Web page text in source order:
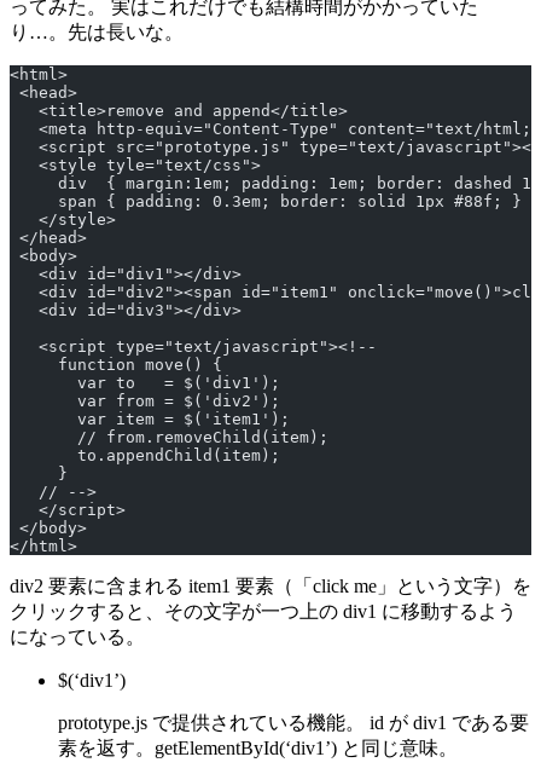
ってみた。 実はこれだけでも結構時間がかかっていた
り…。先は長いな。
<html>
<head>
   <title>remove and append</title>
<meta http-equiv="Content-Type" content="text/html;
<script src="prototype.js" type="text/
   <style tyle="text/css">
div  { margin:1em; padding: 1em; border: dashed
     span { padding: 0.3em; border: solid 1px #88f; }
   </style>
</head>
<body>
   <div id="div1"></div>
<div id="div2"><span id="item1"
   <div id="div3"></div>
   <script type="text/javascript"><!--
     function move() {
       var to   = $('div1');
       var from = $('div2');
       var item = $('item1');
       // from.removeChild(item);
       to.appendChild(item);
     }
   // -->
   </script>
</body>
</html>
div2 要素に含まれる item1 要素（「click me」という文字）を
クリックすると、その文字が一つ上の div1 に移動するよう
になっている。
$(‘div1’)
prototype.js で提供されている機能。 id が div1 である要
素を返す。getElementById(‘div1’) と同じ意味。